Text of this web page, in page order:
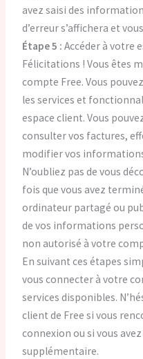
avez saisi des
d’erreur s’affichera et
Étape 5 : Accéder à votre
Félicitations ! Vous êtes
compte Free. Vous
les services et
espace client. Vous
consulter vos factures,
modifier vos
N’oubliez pas de vous
fois que vous avez
ordinateur partagé ou
de vos informations
non autorisé à votre
En suivant ces étapes
vous connecter à votre
services disponibles.
client de Free si vous
connexion ou si vous
supplémentaire.